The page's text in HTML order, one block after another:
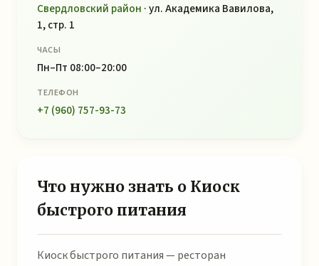
Свердловский район · ул. Академика Вавилова,
1, стр. 1
ЧАСЫ
Пн–Пт 08:00–20:00
ТЕЛЕФОН
+7 (960) 757-93-73
Что нужно знать о Киоск
быстрого питания
Киоск быстрого питания — ресторан